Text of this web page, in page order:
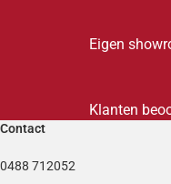
Eigen
Klanten
Contact
0488 712052